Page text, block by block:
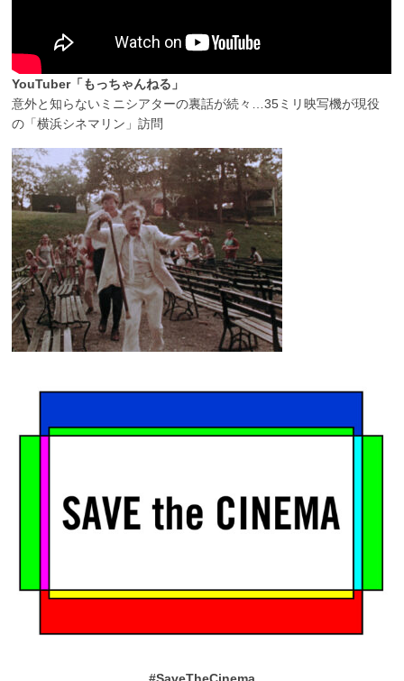
YouTuber「もっちゃんねる」
意外と知らないミニシアターの裏話が続々…35ミリ映写機が現役
の「横浜シネマリン」訪問